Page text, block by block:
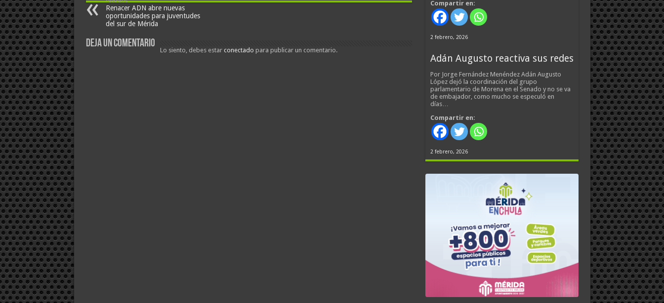
Renacer ADN abre nuevas
oportunidades para juventudes
del sur de Mérida
Deja un comentario
Lo siento, debes estar conectado para publicar un comentario.
Compartir en:
2 febrero, 2026
Adán Augusto reactiva sus redes
Por Jorge Fernández Menéndez Adán Augusto
López dejó la coordinación del grupo
parlamentario de Morena en el Senado y no se va
de embajador, como mucho se especuló en
días…
Compartir en:
2 febrero, 2026